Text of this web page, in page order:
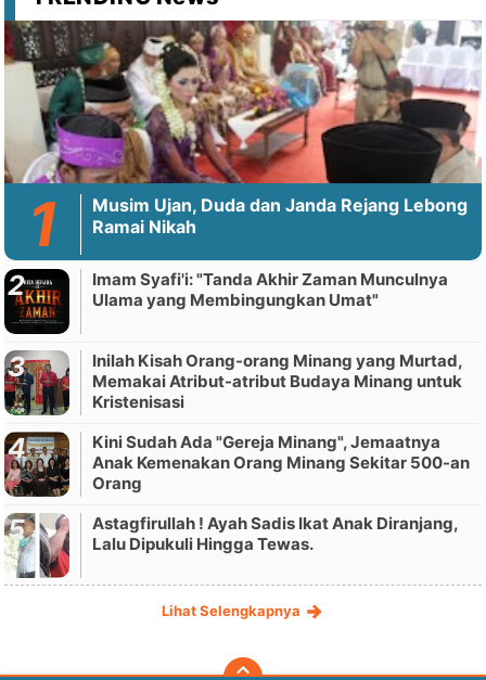
Musim Ujan, Duda dan Janda Rejang Lebong
Ramai Nikah
Imam Syafi'i: "Tanda Akhir Zaman Munculnya
Ulama yang Membingungkan Umat"
Inilah Kisah Orang-orang Minang yang Murtad,
Memakai Atribut-atribut Budaya Minang untuk
Kristenisasi
Kini Sudah Ada "Gereja Minang", Jemaatnya
Anak Kemenakan Orang Minang Sekitar 500-an
Orang
Astagfirullah ! Ayah Sadis Ikat Anak Diranjang,
Lalu Dipukuli Hingga Tewas.
Lihat Selengkapnya